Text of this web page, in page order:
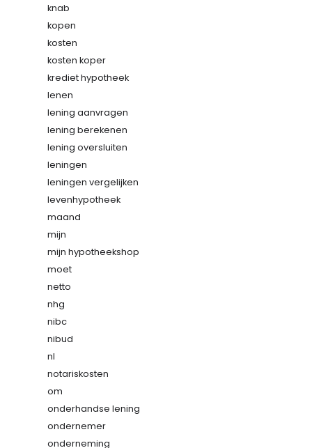
knab
kopen
kosten
kosten koper
krediet hypotheek
lenen
lening aanvragen
lening berekenen
lening oversluiten
leningen
leningen vergelijken
levenhypotheek
maand
mijn
mijn hypotheekshop
moet
netto
nhg
nibc
nibud
nl
notariskosten
om
onderhandse lening
ondernemer
onderneming